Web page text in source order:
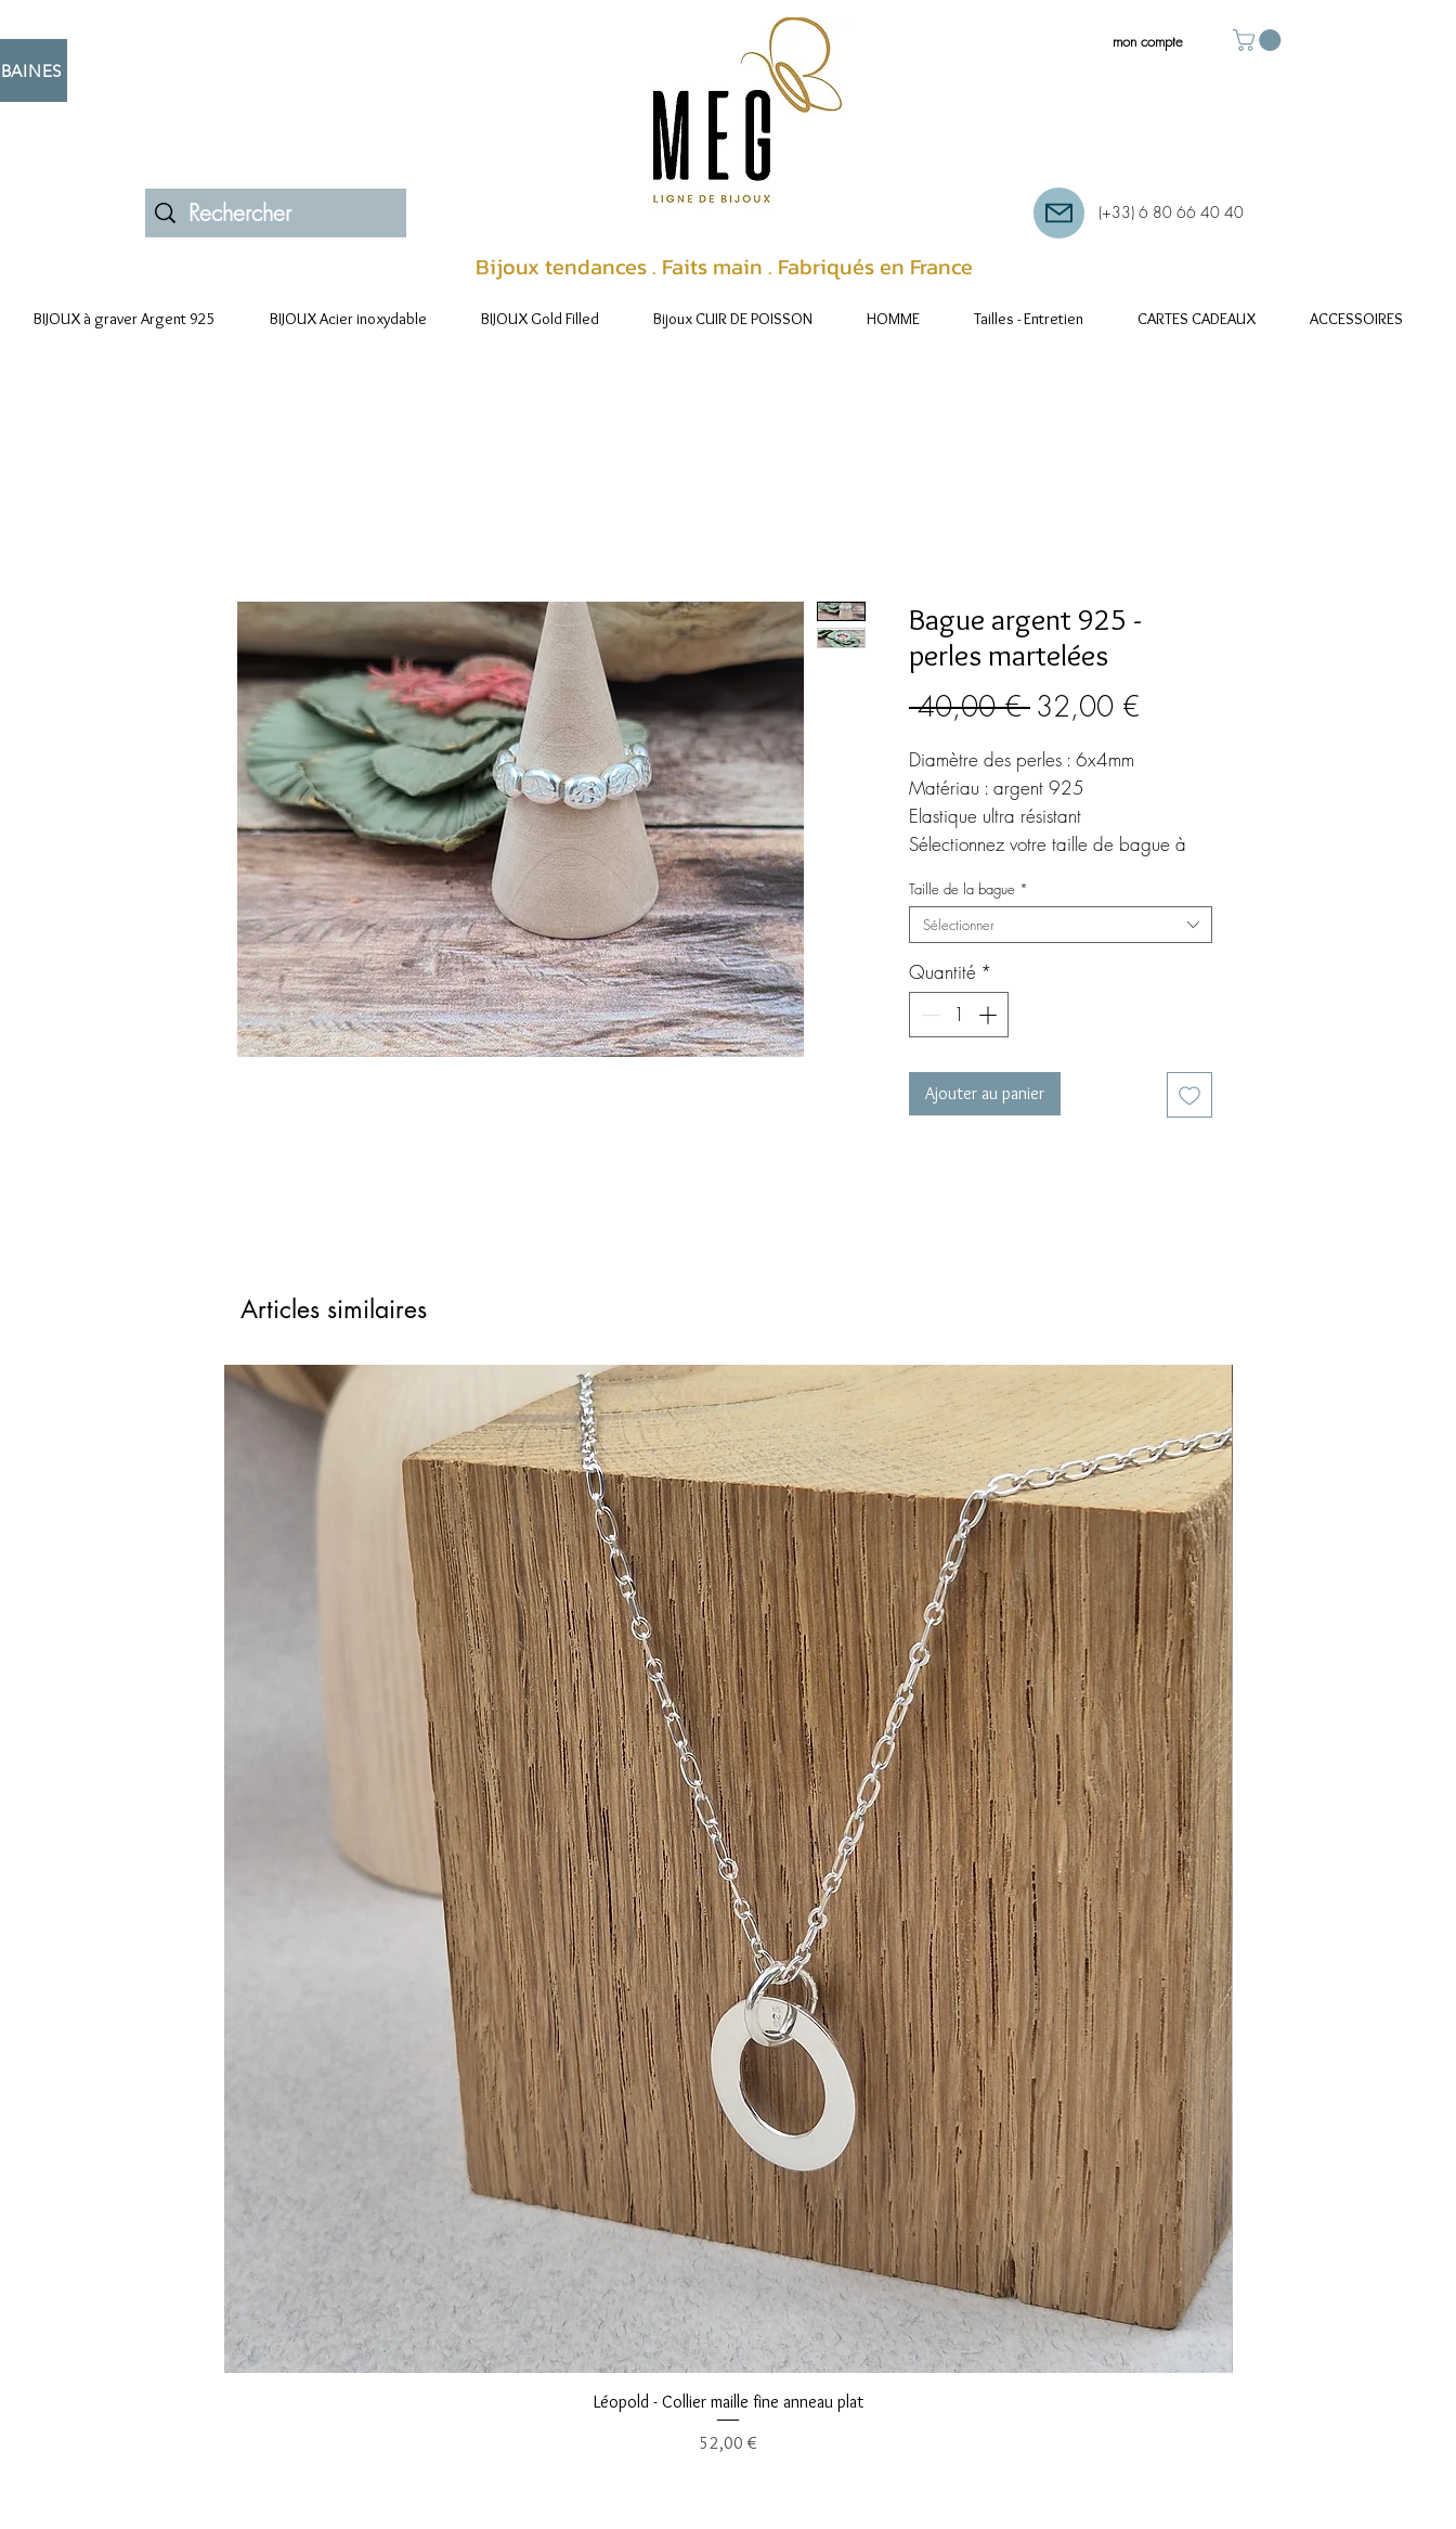
mon compte
(+33) 6 80 66 40 40
Bijoux tendances . Faits main . Fabriqués en France
BIJOUX à graver Argent 925 BIJOUX Acier inoxydable BIJOUX Gold Filled Bijoux CUIR DE POISSON HOMME Tailles - Entretien CARTES CADEAUX ACCESSOIRES
Bague argent 925 -
perles martelées
40,00 € Prix
32,00 €
Diamètre des perles : 6x4mm
Matériau : argent 925
Elastique ultra résistant
Sélectionnez votre taille de bague à
Taille de la bague *
Sélectionner
Quantité *
Ajouter au panier
Articles similaires
Aperçu rapide
Léopold - Collier maille fine anneau plat
Prix
52,00 €